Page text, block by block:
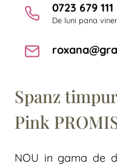
0723 679 111
De luni pana
Spanz
Pink
NOU in gama de